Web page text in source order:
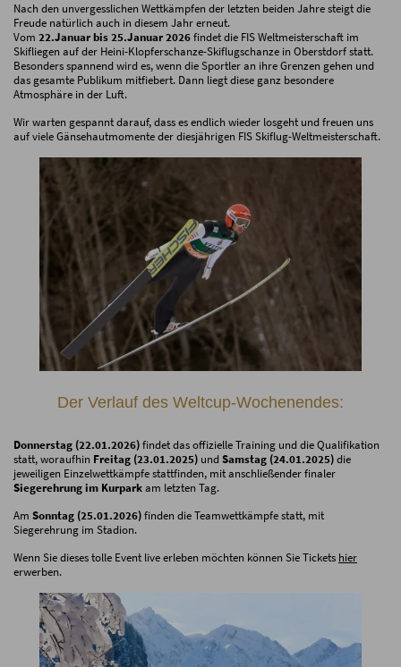
Nach den unvergesslichen Wettkämpfen der letzten beiden Jahre steigt die
Freude natürlich auch in diesem Jahr erneut.
Vom 22.Januar bis 25.Januar 2026findet die FIS Weltmeisterschaft im
Skifliegen auf der Heini-Klopferschanze-Skiflugschanze in Oberstdorf statt.
Besonders spannend wird es, wenn die Sportler an ihre Grenzen gehen und
das gesamte Publikum mitfiebert. Dann liegt diese ganz besondere
Atmosphäre in der Luft.
Wir warten gespannt darauf, dass es endlich wieder losgeht und freuen uns
auf viele Gänsehautmomente der diesjährigen FIS Skiflug-Weltmeisterschaft.
Der Verlauf des Weltcup-Wochenendes:
Donnerstag (22.01.2026)findet das offizielle Training und die Qualifikation
statt, woraufhin Freitag (23.01.2025) undSamstag (24.01.2025)die
jeweiligen Einzelwettkämpfe stattfinden, mit anschließender finaler
Siegerehrung im Kurparkam letzten Tag.
Am Sonntag (25.01.2026)finden die Teamwettkämpfe statt, mit
Siegerehrung im Stadion.
Wenn Sie dieses tolle Event live erleben möchten können Sie Tickets hier
erwerben.